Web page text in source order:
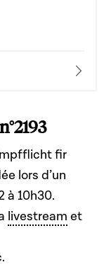
°2193
fir
lors d’un
à 10h30.
livestream et